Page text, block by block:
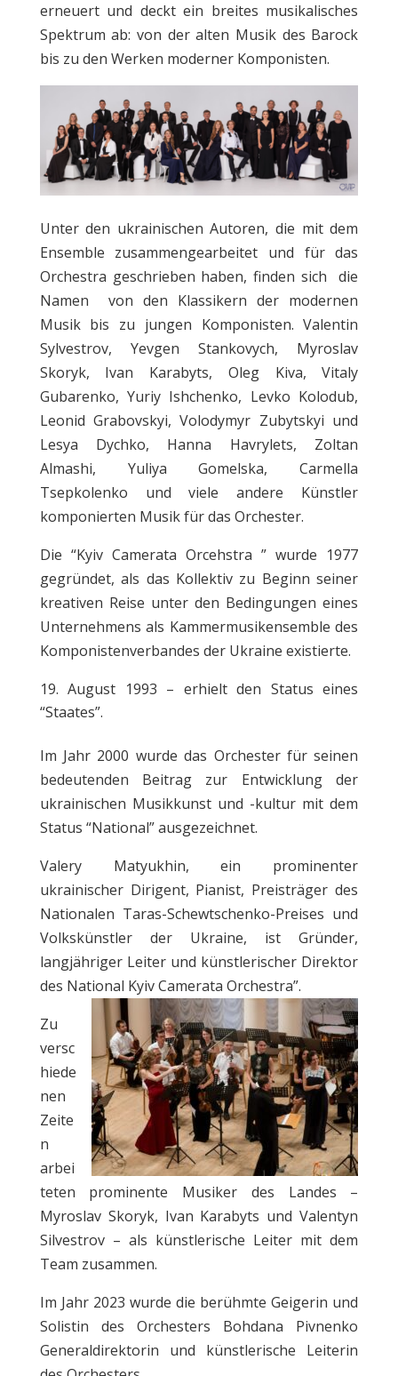
erneuert und deckt ein breites musikalisches
Spektrum ab: von der alten Musik des Barock
bis zu den Werken moderner Komponisten.
Unter den ukrainischen Autoren, die mit dem
Ensemble zusammengearbeitet und für das
Orchestra geschrieben haben, finden sich die
Namen von den Klassikern der modernen
Musik bis zu jungen Komponisten. Valentin
Sylvestrov, Yevgen Stankovych, Myroslav
Skoryk, Ivan Karabyts, Oleg Kiva, Vitaly
Gubarenko, Yuriy Ishchenko, Levko Kolodub,
Leonid Grabovskyi, Volodymyr Zubytskyi und
Lesya Dychko, Hanna Havrylets, Zoltan
Almashi, Yuliya Gomelska, Carmella
Tsepkolenko und viele andere Künstler
komponierten Musik für das Orchester.
Die “Kyiv Camerata Orcehstra ” wurde 1977
gegründet, als das Kollektiv zu Beginn seiner
kreativen Reise unter den Bedingungen eines
Unternehmens als Kammermusikensemble des
Komponistenverbandes der Ukraine existierte.
August 1993 – erhielt den Status eines
“Staates”.
Im Jahr 2000 wurde das Orchester für seinen
bedeutenden Beitrag zur Entwicklung der
ukrainischen Musikkunst und -kultur mit dem
Status “National” ausgezeichnet.
Valery Matyukhin, ein prominenter
ukrainischer Dirigent, Pianist, Preisträger des
Nationalen Taras-Schewtschenko-Preises und
Volkskünstler der Ukraine, ist Gründer,
langjähriger Leiter und künstlerischer Direktor
des National Kyiv Camerata Orchestra”.
Zu
versc
hiede
nen
Zeite
n
arbei
teten prominente Musiker des Landes –
Myroslav Skoryk, Ivan Karabyts und Valentyn
Silvestrov – als künstlerische Leiter mit dem
Team zusammen.
Im Jahr 2023 wurde die berühmte Geigerin und
Solistin des Orchesters Bohdana Pivnenko
Generaldirektorin und künstlerische Leiterin